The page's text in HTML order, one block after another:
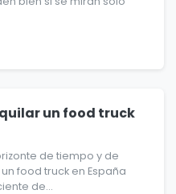
un food truck
de tiempo y de
food truck en España
de...